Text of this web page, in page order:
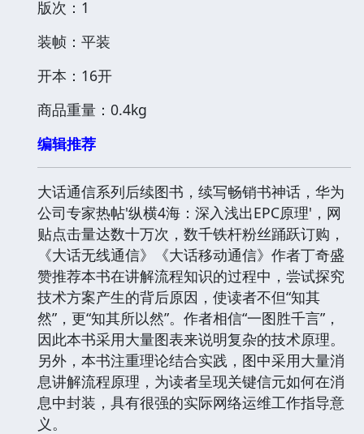
版次：1
装帧：平装
开本：16开
商品重量：0.4kg
编辑推荐
大话通信系列后续图书，续写畅销书神话，华为
公司专家热帖'纵横4海：深入浅出EPC原理'，网
贴点击量达数十万次，数千铁杆粉丝踊跃订购，
《大话无线通信》《大话移动通信》作者丁奇盛
赞推荐本书在讲解流程知识的过程中，尝试探究
技术方案产生的背后原因，使读者不但“知其
然”，更“知其所以然”。作者相信“一图胜千言”，
因此本书采用大量图表来说明复杂的技术原理。
另外，本书注重理论结合实践，图中采用大量消
息讲解流程原理，为读者呈现关键信元如何在消
息中封装，具有很强的实际网络运维工作指导意
义。